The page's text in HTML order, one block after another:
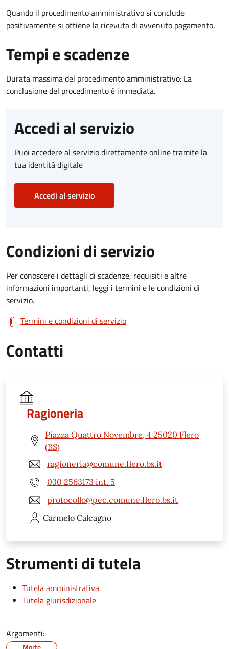
Quando il procedimento amministrativo si conclude
positivamente si ottiene la ricevuta di avvenuto pagamento.
Tempi e scadenze
Durata massima del procedimento amministrativo: La
conclusione del procedimento è immediata.
Accedi al servizio
Puoi accedere al servizio direttamente online tramite la
tua identità digitale
Accedi al servizio
Condizioni di servizio
Per conoscere i dettagli di scadenze, requisiti e altre
informazioni importanti, leggi i termini e le condizioni di
servizio.
Termini e condizioni di servizio
Contatti
Ragioneria
Piazza Quattro Novembre, 4 25020 Flero
(BS)
ragioneria@comune.flero.bs.it
030 2563173 int. 5
protocollo@pec.comune.flero.bs.it
Carmelo Calcagno
Strumenti di tutela
Tutela amministrativa
Tutela giurisdizionale
Argomenti: